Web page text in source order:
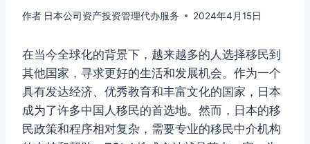
作者 日本公司资产投资管理代办服务 2024年4月15日
在当今全球化的背景下，越来越多的人选择移民到
其他国家，寻求更好的生活和发展机会。作为一个
具有发达经济、优秀教育和丰富文化的国家，日本
成为了许多中国人移民的首选地。然而，日本的移
民政策和程序相对复杂，需要专业的移民中介机构